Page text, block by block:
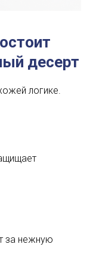
десерт
логике.
за нежную